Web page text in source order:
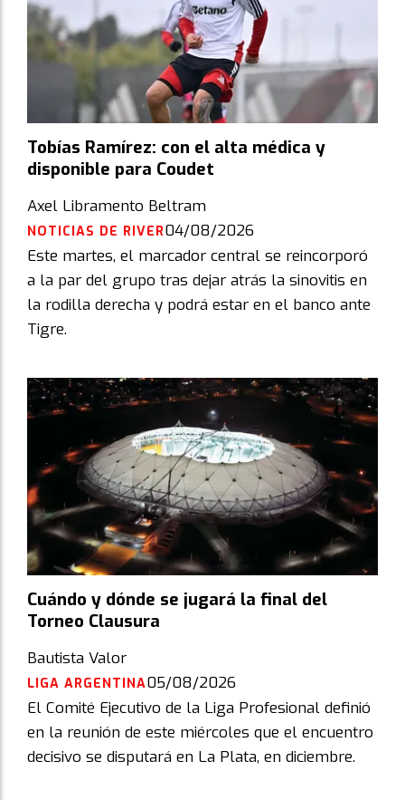
Tobías Ramírez: con el alta médica y
disponible para Coudet
Axel Libramento Beltram
NOTICIAS DE RIVER04/08/2026
Este martes, el marcador central se reincorporó
a la par del grupo tras dejar atrás la sinovitis en
la rodilla derecha y podrá estar en el banco ante
Tigre.
Cuándo y dónde se jugará la final del
Torneo Clausura
Bautista Valor
LIGA ARGENTINA05/08/2026
El Comité Ejecutivo de la Liga Profesional definió
en la reunión de este miércoles que el encuentro
decisivo se disputará en La Plata, en diciembre.